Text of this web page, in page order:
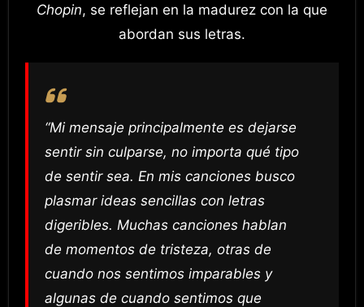
Chopin, se reflejan en la madurez con la que
abordan sus letras.
“Mi mensaje principalmente es dejarse
sentir sin culparse, no importa qué tipo
de sentir sea. En mis canciones busco
plasmar ideas sencillas con letras
digeribles. Muchas canciones hablan
de momentos de tristeza, otras de
cuando nos sentimos imparables y
algunas de cuando sentimos que